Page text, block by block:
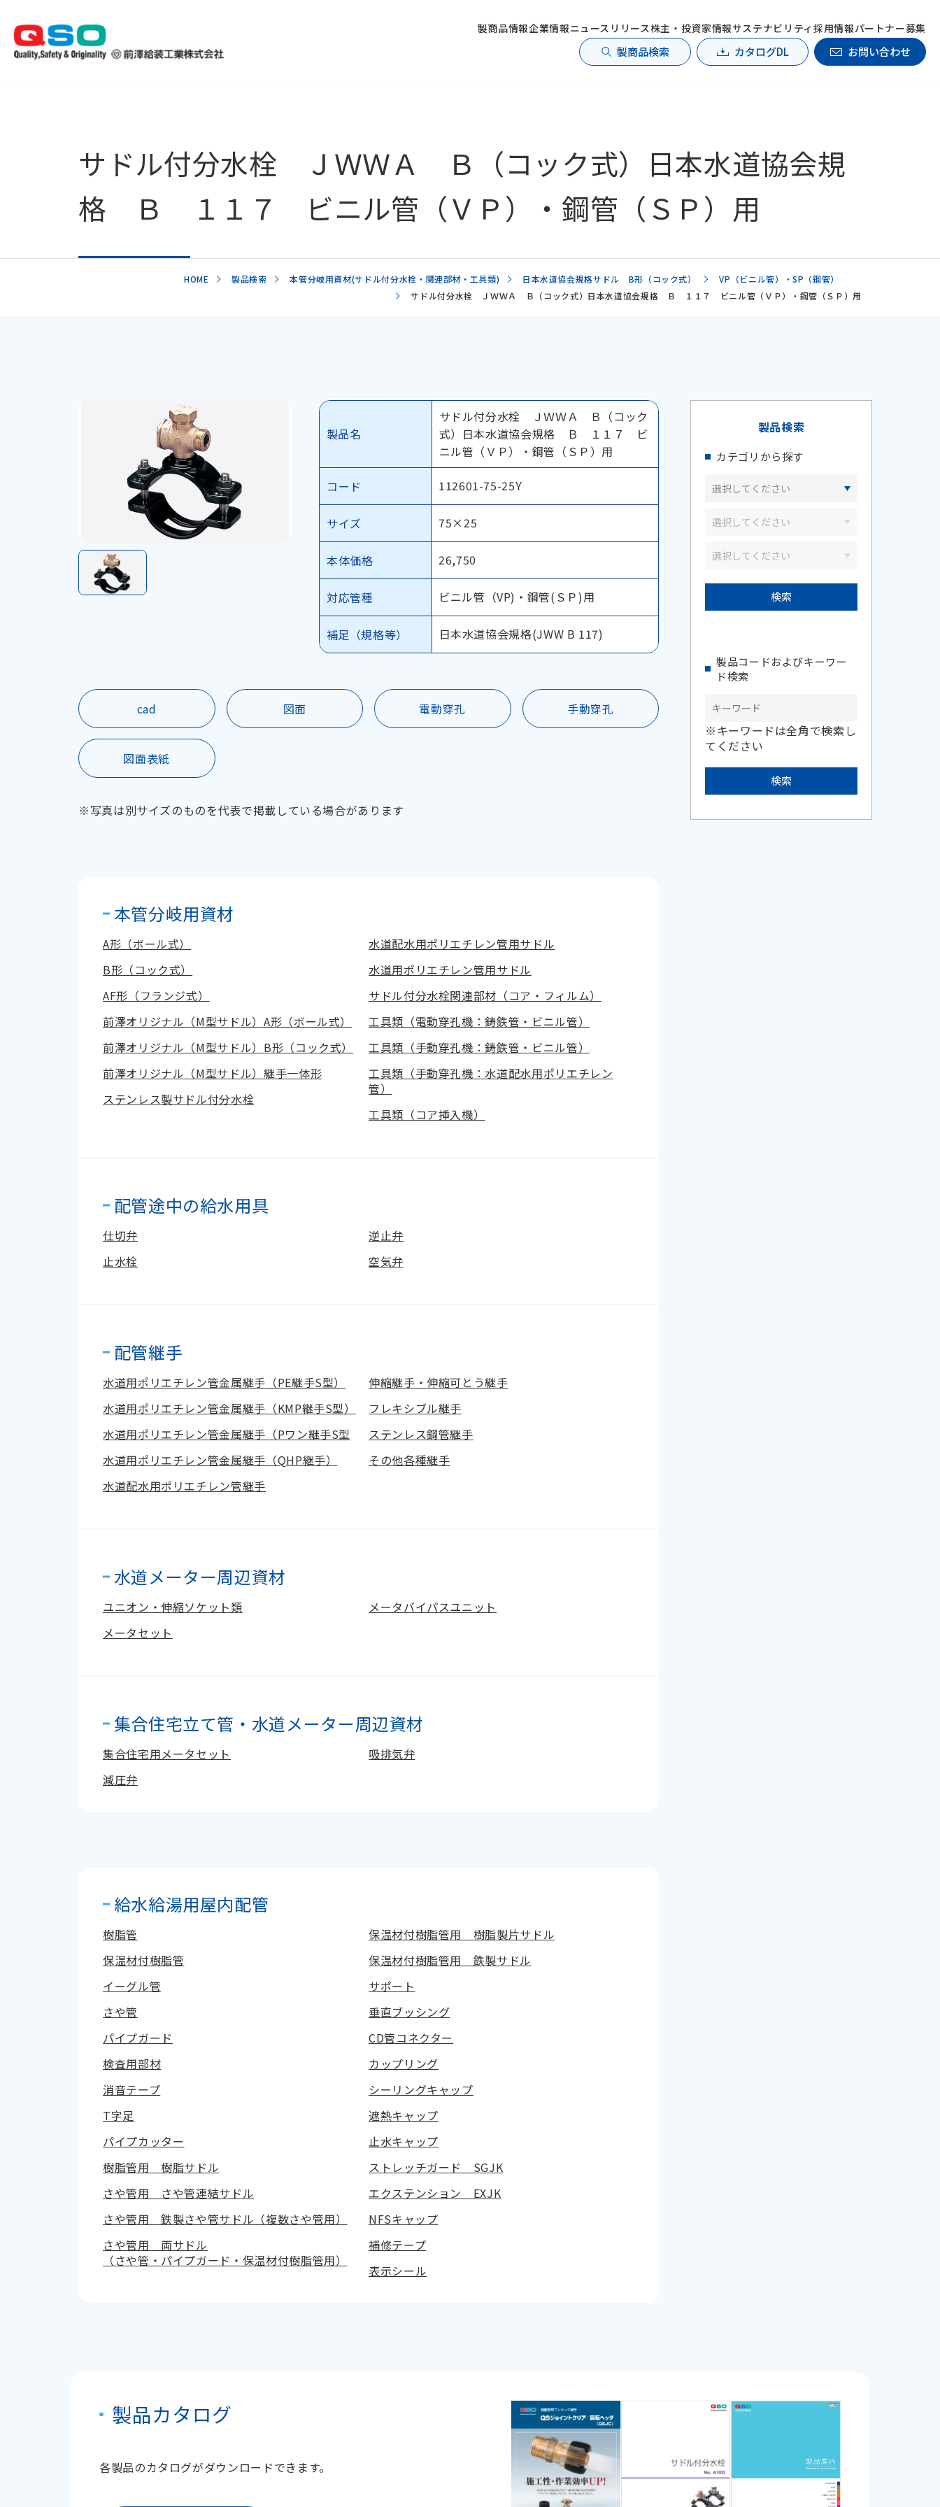
製商品情報企業情報ニュースリリース株主・投資家情報サステナビリティ 採用情報パートナー募集
製商品検索 カタログDL お問い合わせ
サドル付分水栓 ＪＷＷＡ Ｂ（コック式）日本水道協会規
格 Ｂ １１７ ビニル管（ＶＰ）・鋼管（ＳＰ）用
HOME 製品検索 本管分岐用資材(サドル付分水栓・関連部材・工具類) 日本水道協会規格サドル B形（コック式）
VP（ビニル管）・SP（鋼管）
サドル付分水栓 ＪＷＷＡ Ｂ（コック式）日本水道協会規格 Ｂ １１７ ビニル管（ＶＰ）・鋼管（ＳＰ）用
製品名
サドル付分水栓 ＪＷＷＡ Ｂ（コック
式）日本水道協会規格 Ｂ １１７ ビ
ニル管（ＶＰ）・鋼管（ＳＰ）用
コード 112601-75-25Y
サイズ 75×25
本体価格 26,750
対応管種 ビニル管（VP)・鋼管(ＳＰ)用
補足（規格等） 日本水道協会規格(JWW B 117)
cad 図面 電動穿孔 手動穿孔
図面表紙
※写真は別サイズのものを代表で掲載している場合があります
本管分岐用資材
A形（ボール式）
B形（コック式）
AF形（フランジ式）
前澤オリジナル（M型サドル）A形（ボール式）
前澤オリジナル（M型サドル）B形（コック式）
前澤オリジナル（M型サドル）継手一体形
ステンレス製サドル付分水栓
水道配水用ポリエチレン管用サドル
水道用ポリエチレン管用サドル
サドル付分水栓関連部材（コア・フィルム）
工具類（電動穿孔機：鋳鉄管・ビニル管）
工具類（手動穿孔機：鋳鉄管・ビニル管）
工具類（手動穿孔機：水道配水用ポリエチレン
管）
工具類（コア挿入機）
配管途中の給水用具
仕切弁
止水栓
逆止弁
空気弁
配管継手
水道用ポリエチレン管金属継手（PE継手S型）
水道用ポリエチレン管金属継手（KMP継手S型）
水道用ポリエチレン管金属継手（Pワン継手S型
水道用ポリエチレン管金属継手（QHP継手）
水道配水用ポリエチレン管継手
伸縮継手・伸縮可とう継手
フレキシブル継手
ステンレス鋼管継手
その他各種継手
水道メーター周辺資材
ユニオン・伸縮ソケット類
メータセット
メータバイパスユニット
集合住宅立て管・水道メーター周辺資材
集合住宅用メータセット
減圧弁
吸排気弁
給水給湯用屋内配管
樹脂管
保温材付樹脂管
イーグル管
さや管
パイプガード
検査用部材
消音テープ
T字足
パイプカッター
樹脂管用 樹脂サドル
さや管用 さや管連結サドル
さや管用 鉄製さや管サドル（複数さや管用）
さや管用 両サドル
（さや管・パイプガード・保温材付樹脂管用）
保温材付樹脂管用 樹脂製片サドル
保温材付樹脂管用 鉄製サドル
サポート
垂直ブッシング
CD管コネクター
カップリング
シーリングキャップ
遮熱キャップ
止水キャップ
ストレッチガード SGJK
エクステンション EXJK
NFSキャップ
補修テープ
表示シール
製品検索
カテゴリから探す
製品コードおよびキーワー
ド検索
※キーワードは全角で検索し
てください
製品カタログ
各製品のカタログがダウンロードできます。